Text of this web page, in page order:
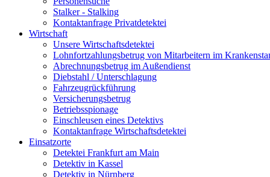
Stal­ker - Stal­king
Kon­takt­an­fra­ge Pri­vat­de­tek­tei
Wirt­schaft
Unse­re Wirtschafts­detektei
Lohn­fort­zah­lungs­be­trug von Mitarbeitern im
Abrech­nungs­be­trug im Außen­dienst
Dieb­stahl / Unter­schla­gung
Fahr­zeug­rück­füh­rung
Ver­si­che­rungs­be­trug
Betriebs­spio­na­ge
Ein­schleu­sen eines Detek­tivs
Kon­takt­an­fra­ge Wirtschafts­detektei
Ein­satz­or­te
Detek­tei Frank­furt am Main
Detek­tiv in Kas­sel
Detek­tiv in Nürn­berg